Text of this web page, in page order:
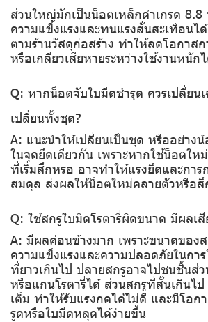
ส่วนใหญ่มักเป็นน็อตเหล็กดำเกรด
ความแข็งแรงและทนแรงสั่นสะเทือนไ
ตามร้านวัสดุก่อสร้าง ทำให้ลดโอกาส
หรือเกลียวเสียหายระหว่างใช้งานหนัก
Q: หากน็อตจับใบมีดชำรุด ควรเปลี่ยน
เปลี่ยนทั้งชุด?
A: แนะนำให้เปลี่ยนเป็นชุด หรืออย่างน้
ในจุดยึดเดียวกัน เพราะหากใช้น็อตให
ที่เริ่มสึกหรอ อาจทำให้แรงยึดและการ
สมดุล ส่งผลให้น็อตใหม่คลายตัวหรือสึ
Q: ใช้สกรูใบมีดโรตารี่ผิดขนาด มีผลเ
A: มีผลค่อนข้างมาก เพราะขนาดของ
ความแข็งแรงและความปลอดภัยในกา
ที่ยาวเกินไป ปลายสกรูอาจไปชนชิ้นส่
หรือแกนโรตารี่ได้ ส่วนสกรูที่สั้นเกินไป
เต็ม ทำให้รับแรงกดได้ไม่ดี และมีโอก
รูดหรือใบมีดหลุดได้ง่ายขึ้น